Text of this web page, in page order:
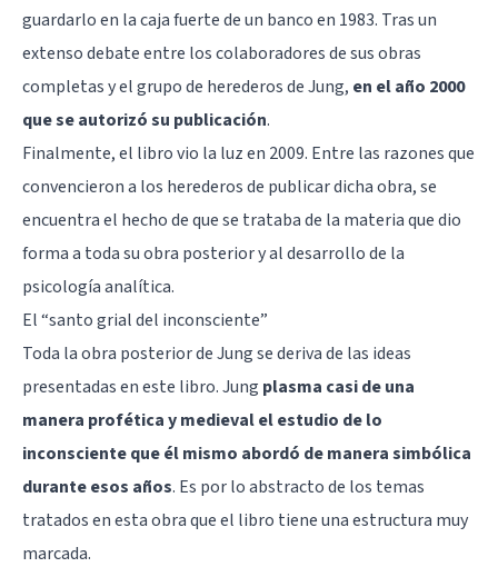
guardarlo en la caja fuerte de un banco en 1983. Tras un
extenso debate entre los colaboradores de sus obras
completas y el grupo de herederos de Jung, en el año 2000
que se autorizó su publicación.
Finalmente, el libro vio la luz en 2009. Entre las razones que
convencieron a los herederos de publicar dicha obra, se
encuentra el hecho de que se trataba de la materia que dio
forma a toda su obra posterior y al desarrollo de la
psicología analítica.
El “santo grial del inconsciente”
Toda la obra posterior de Jung se deriva de las ideas
presentadas en este libro. Jung plasma casi de una
manera profética y medieval el estudio de lo
inconsciente que él mismo abordó de manera simbólica
durante esos años. Es por lo abstracto de los temas
tratados en esta obra que el libro tiene una estructura muy
marcada.